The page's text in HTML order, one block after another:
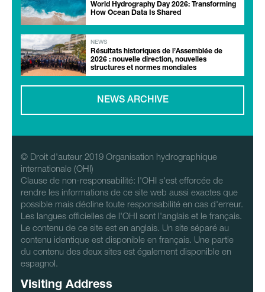
World Hydrography Day 2026: Transforming
How Ocean Data Is Shared
NEWS
Résultats historiques de l’Assemblée de
2026 : nouvelle direction, nouvelles
structures et normes mondiales
NEWS ARCHIVE
© Droit d'auteur 2019 Organisation hydrographique
internationale (OHI)
Clause de non-responsabilité: l'OHI s'est efforcée de
rendre les informations de ce site web aussi exactes que
possible mais décline toute responsabilité en cas d'erreur.
Les langues officielles de l'OHI sont l'anglais et le français.
Le contenu de ce site est en anglais. Un site séparé au
contenu identique est disponible en français. Une partie
du contenu des deux sites est également disponible en
espagnol.
Visiting Address